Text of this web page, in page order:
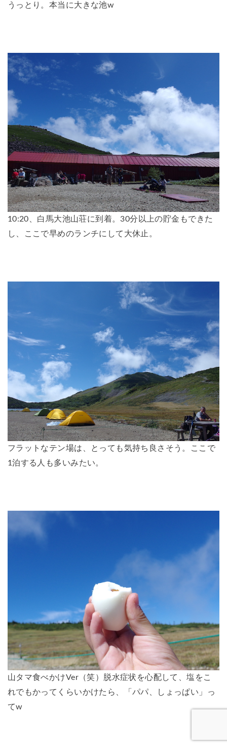
うっとり。本当に大きな池w
10:20、白馬大池山荘に到着。30分以上の貯金もできた
し、ここで早めのランチにして大休止。
フラットなテン場は、とっても気持ち良さそう。ここで
1泊する人も多いみたい。
山タマ食べかけVer（笑）脱水症状を心配して、塩をこ
れでもかってくらいかけたら、「パパ、しょっぱい」っ
てw